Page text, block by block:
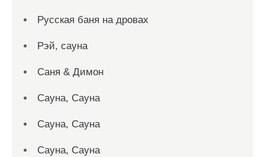
Русская баня на дровах
Рэй, сауна
Саня & Димон
Сауна, Сауна
Сауна, Сауна
Сауна, Сауна